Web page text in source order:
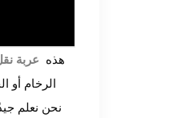
هذه عربة